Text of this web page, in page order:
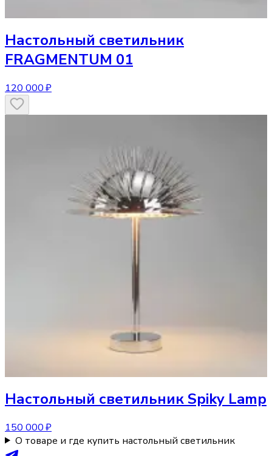
Настольный светильник
FRAGMENTUM 01
120 000 ₽
Настольный светильникSpiky Lamp
150 000 ₽
О товаре и где купить настольный светильник